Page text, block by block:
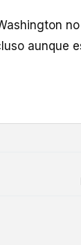
no
aunque